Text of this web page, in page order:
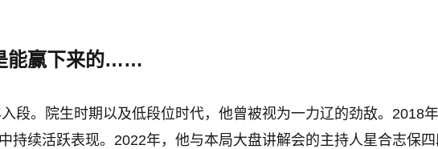
能赢下来的……
段。院生时期以及低段位时代，他曾被视为一力辽的劲敌。2018
持续活跃表现。2022年，他与本局大盘讲解会的主持人星合志保